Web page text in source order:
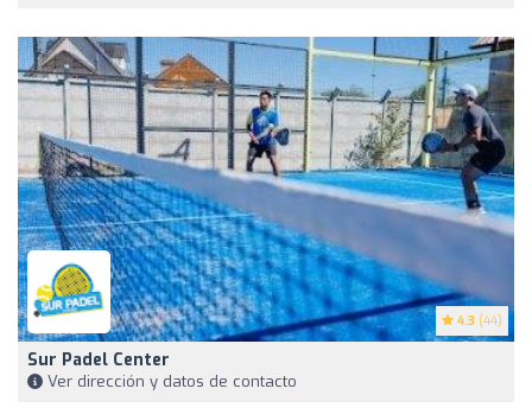
4.3 (44)
Sur Padel Center
Ver dirección y datos de contacto